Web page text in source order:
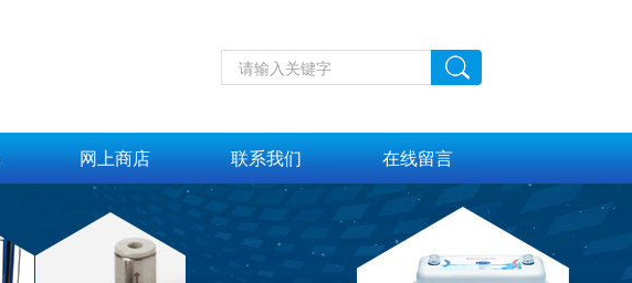
网上商店 联系我们 在线留言